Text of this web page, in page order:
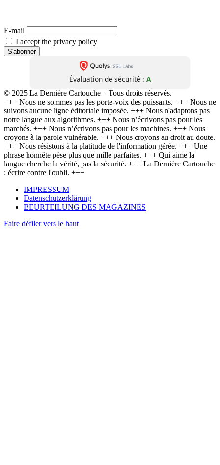
E-mail
I accept the privacy policy
Évaluation de sécurité : A
© 2025 La Dernière Cartouche – Tous droits réservés.
+++ Nous ne sommes pas les porte-voix des puissants. +++ Nous ne
suivons aucune ligne éditoriale imposée. +++ Nous n'adaptons pas
notre langue aux algorithmes. +++ Nous n’écrivons pas pour les
marchés. +++ Nous n’écrivons pas pour les machines. +++ Nous
croyons à la parole vulnérable. +++ Nous croyons au droit au doute.
+++ Nous résistons à la platitude de l'information gérée. +++ Une
phrase honnête pèse plus que mille parfaites. +++ Qui aime la
langue cherche la vérité, pas la sécurité. +++ La Dernière Cartouche
: écrire contre l'oubli. +++
IMPRESSUM
Datenschutzerklärung
BEURTEILUNG DES MAGAZINES
Faire défiler vers le haut